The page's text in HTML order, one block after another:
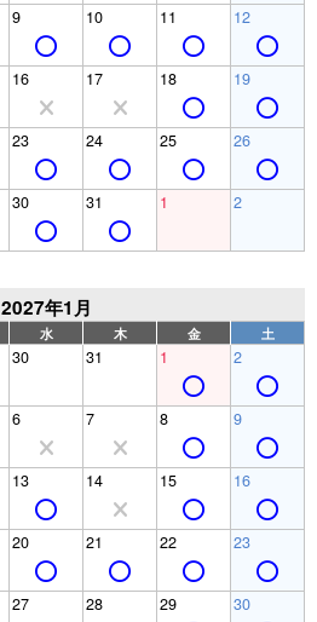
9 10 11 12
16 17 18 19
23 24 25 26
30 31 1 2
2027年1月
水 木 金 土
30 31 1 2
6 7 8 9
13 14 15 16
20 21 22 23
27 28 29 30